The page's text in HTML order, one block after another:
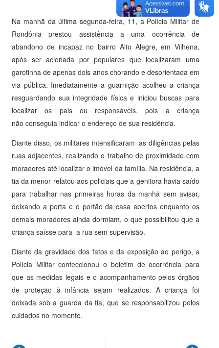
Na manhã da última segunda-feira, 11, a Polícia Militar de
Rondônia prestou assistência a uma ocorrência de
abandono de incapaz no bairro Alto Alegre, em Vilhena,
após ser acionada por populares que localizaram uma
garotinha de apenas dois anos chorando e desorientada em
via pública. Imediatamente a guarnição acolheu a criança
resguardando sua integridade física e iniciou buscas para
localizar os pais ou responsáveis, pois a criança
não conseguia indicar o endereço de sua residência.
Diante disso, os militares intensificaram as diligências pelas
ruas adjacentes, realizando o trabalho de proximidade com
moradores até localizar o imóvel da família. Na residência, a
tia da menor relatou aos policiais que a genitora havia saído
para trabalhar nas primeiras horas da manhã sem avisar,
deixando a porta e o portão da casa abertos enquanto os
demais moradores ainda dormiam, o que possibilitou que a
criança saísse para a rua sem supervisão.
Diante da gravidade dos fatos e da exposição ao perigo, a
Polícia Militar confeccionou o boletim de ocorrência para
que as medidas legais e o acompanhamento pelos órgãos
de proteção à infância sejam realizados. A criança foi
deixada sob a guarda da tia, que se responsabilizou pelos
cuidados no momento.